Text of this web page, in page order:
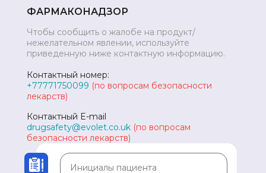
ФАРМАКОНАДЗОР
Чтобы сообщить о жалобе на продукт/
нежелательном явлении, используйте
приведенную ниже контактную информацию.
Контактный номер:
+77771750099 (по вопросам безопасности
лекарств)
Контактный E-mail
drugsafety@evolet.co.uk (по вопросам
безопасности лекарств)